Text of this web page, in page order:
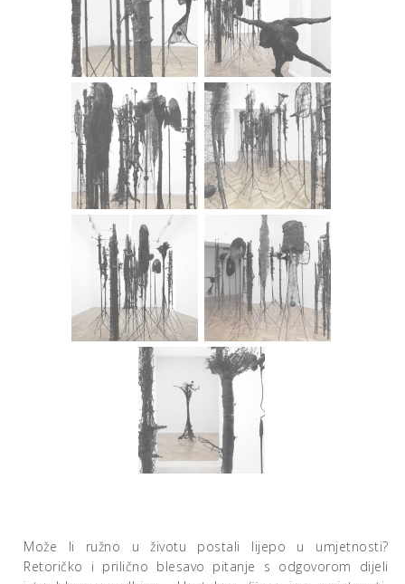
Može li ružno u životu postali lijepo u umjetnosti?
Retoričko i prilično blesavo pitanje s odgovorom dijeli